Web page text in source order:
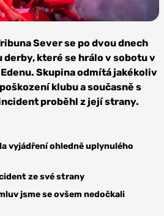
Sever se po dvou dnech
které se hrálo v sobotu v
Skupina odmítá jakékoliv
klubu a současně s
proběhl z její strany.
vyjádření ohledně uplynulého
ze své strany
jsme se ovšem nedočkali